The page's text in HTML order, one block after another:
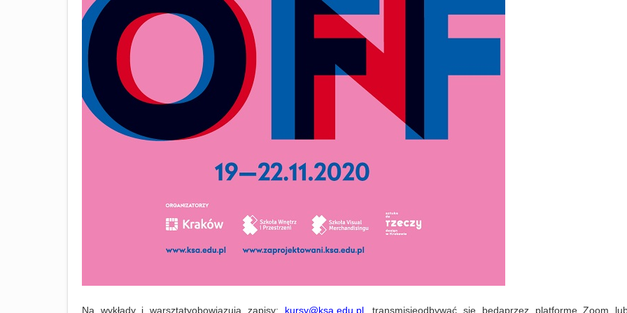
Na wykłady i warsztatyobowiązują zapisy: kursy@ksa.edu.pl, transmisjeodbywać się będąprzez platformę Zoom